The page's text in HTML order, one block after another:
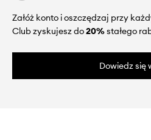
Załóż konto i oszczędzaj przy
Club zyskujesz do20%stałego
Dowiedz się